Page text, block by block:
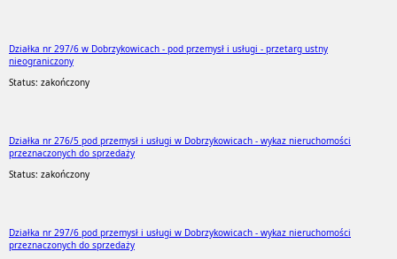
Działka nr 297/6 w Dobrzykowicach - pod przemysł i usługi - przetarg ustny
nieograniczony
Status: zakończony
Działka nr 276/5 pod przemysł i usługi w Dobrzykowicach - wykaz nieruchomości
przeznaczonych do sprzedaży
Status: zakończony
Działka nr 297/6 pod przemysł i usługi w Dobrzykowicach - wykaz nieruchomości
przeznaczonych do sprzedaży